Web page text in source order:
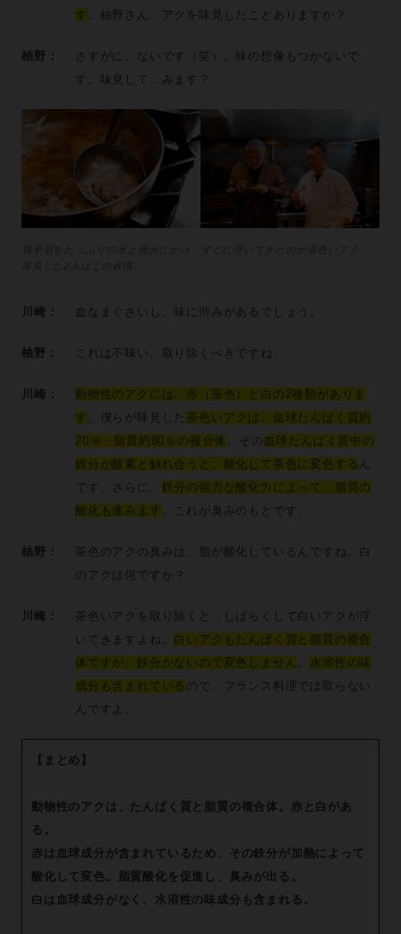
す 。柚野さん、アクを味見したことありますか？
柚野：
さすがに、ないです（笑）。味の想像もつかないで
す。味見して…みます？
川崎： 血なまぐさいし、味に渋みがあるでしょう。
柚野： これは不味い。取り除くべきですね。
川崎：
動物性のアクには、赤（茶色）と白の2種類がありま
す
。僕らが味見した
茶色いアクは、血球たんぱく質約
20％・脂質約80％の複合体
。その 血球たんぱく質中の
鉄分が酸素と触れ合うと、酸化して茶色に変色する ん
です。さらに、 鉄分の強力な酸化力によって、脂質の
酸化も進みます
。これが臭みのもとです。
柚野：
茶色のアクの臭みは、脂が酸化しているんですね。白
のアクは何ですか？
川崎：
茶色いアクを取り除くと、しばらくして白いアクが浮
いてきますよね。 白いアクもたんぱく質と脂質の複合
体ですが、鉄分がないので変色しません
水溶性の味
成分も含まれている ので、フランス料理では取らない
んですよ。
【まとめ】
動物性のアクは、たんぱく質と脂質の複合体。赤と白があ
る。
赤は血球成分が含まれているため、その鉄分が加熱によって
酸化して変色。脂質酸化を促進し、臭みが出る。
白は血球成分がなく、水溶性の味成分も含まれる。